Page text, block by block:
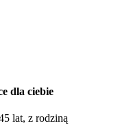
dla ciebie
lat, z rodziną